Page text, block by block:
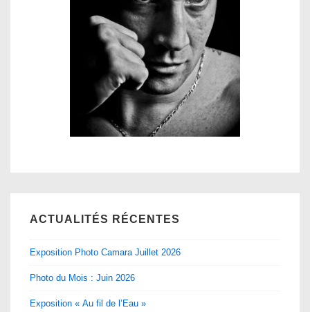
ACTUALITÉS RÉCENTES
Exposition Photo Camara Juillet 2026
Photo du Mois : Juin 2026
Exposition « Au fil de l’Eau »